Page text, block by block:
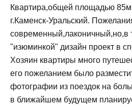
Квартира,общей площадью
г.Каменск-Уральский.
современный,лаконичный,но,в
"изюминкой" дизайн проект в
Хозяин квартиры много
его пожеланием было
фотографии из поездок на
в ближайшем будущем